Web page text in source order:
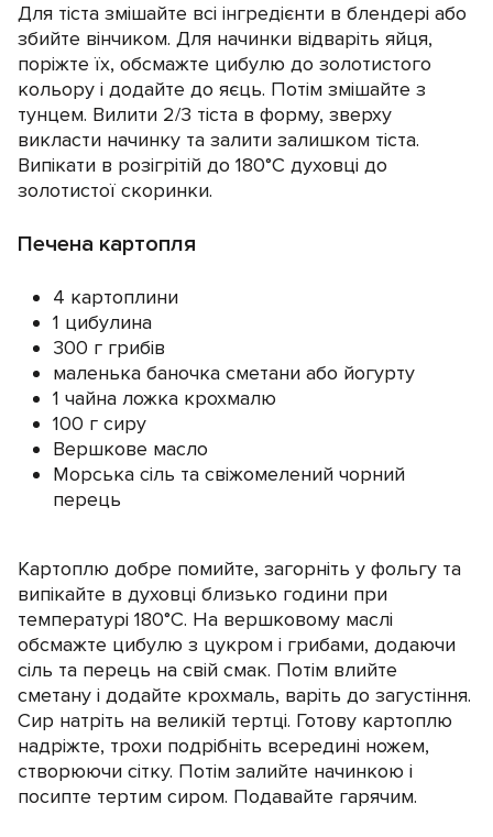
Для тіста змішайте всі інгредієнти в блендері або
збийте вінчиком. Для начинки відваріть яйця,
поріжте їх, обсмажте цибулю до золотистого
кольору і додайте до яєць. Потім змішайте з
тунцем. Вилити 2/3 тіста в форму, зверху
викласти начинку та залити залишком тіста.
Випікати в розігрітій до 180°C духовці до
золотистої скоринки.
Печена картопля
4 картоплини
1 цибулина
300 г грибів
маленька баночка сметани або йогурту
1 чайна ложка крохмалю
100 г сиру
Вершкове масло
Морська сіль та свіжомелений чорний
перець
Картоплю добре помийте, загорніть у фольгу та
випікайте в духовці близько години при
температурі 180°C. На вершковому маслі
обсмажте цибулю з цукром і грибами, додаючи
сіль та перець на свій смак. Потім влийте
сметану і додайте крохмаль, варіть до загустіння.
Сир натріть на великій тертці. Готову картоплю
надріжте, трохи подрібніть всередині ножем,
створюючи сітку. Потім залийте начинкою і
посипте тертим сиром. Подавайте гарячим.